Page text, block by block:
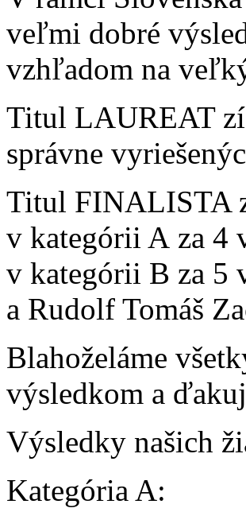
veľmi dobré
vzhľadom na
Titul LAUREAT
správne
Titul FINALISTA
v kategórii A za 4
v kategórii B za 5
a Rudolf Tomáš
Blahoželáme
výsledkom a
Výsledky našich
Kategória A: